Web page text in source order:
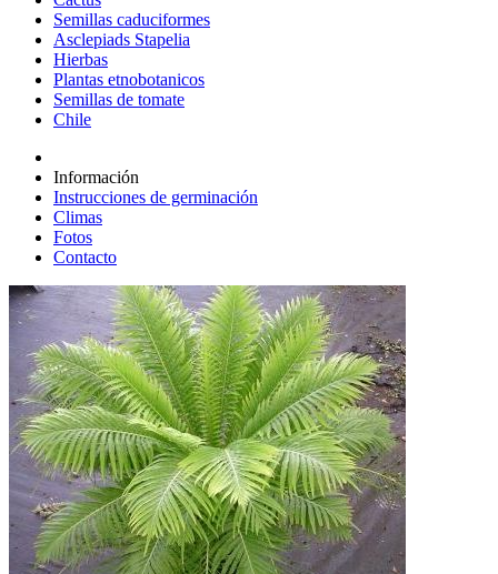
Semillas caduciformes
Asclepiads Stapelia
Hierbas
Plantas etnobotanicos
Semillas de tomate
Chile
Información
Instrucciones de germinación
Climas
Fotos
Contacto